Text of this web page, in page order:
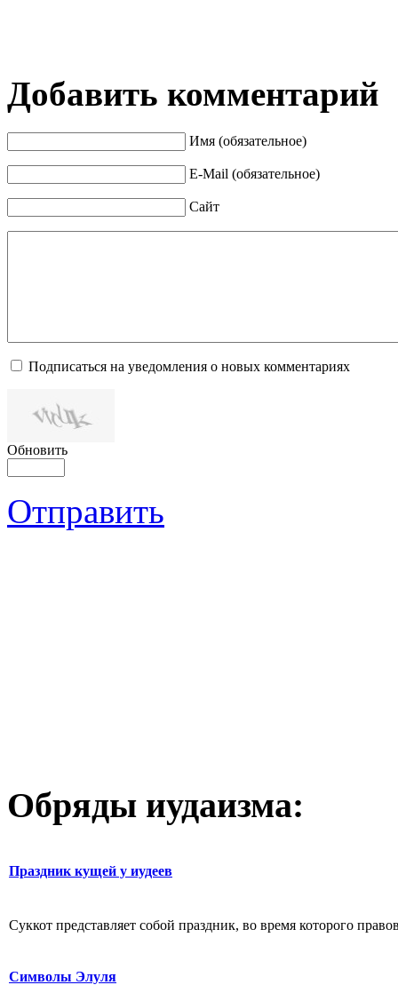
Добавить комментарий
Имя (обязательное)
E-Mail (обязательное)
Сайт
Подписаться на уведомления о новых комментариях
Обновить
Отправить
Обряды иудаизма:
Праздник кущей у иудеев
Суккот представляет собой праздник, во время которого
Символы Элуля